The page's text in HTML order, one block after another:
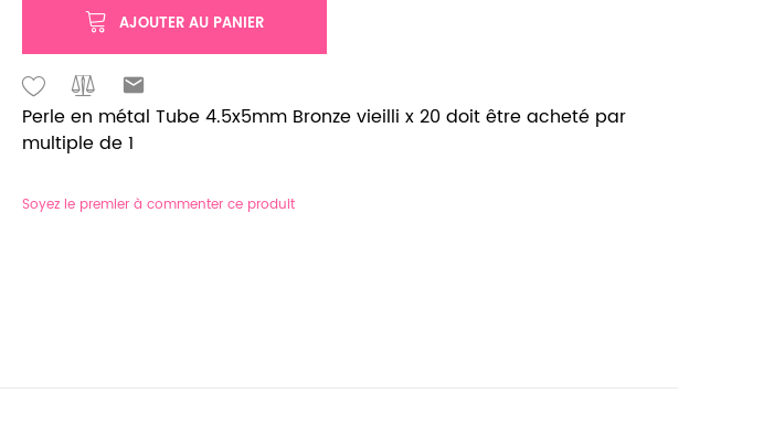
AJOUTER AU PANIER
Perle en métal Tube 4.5x5mm Bronze vieilli x 20 doit être acheté par
multiple de 1
Soyez le premier à commenter ce produit